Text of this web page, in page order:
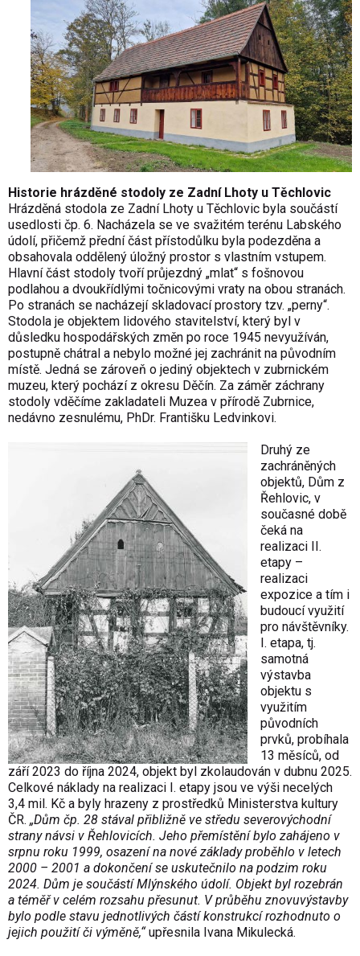
Historie hrázděné stodoly ze Zadní Lhoty u Těchlovic
Hrázděná stodola ze Zadní Lhoty u Těchlovic byla součástí
usedlosti čp. 6. Nacházela se ve svažitém terénu Labského
údolí, přičemž přední část přístodůlku byla podezděna a
obsahovala oddělený úložný prostor s vlastním vstupem.
Hlavní část stodoly tvoří průjezdný „mlat“ s fošnovou
podlahou a dvoukřídlými točnicovými vraty na obou stranách.
Po stranách se nacházejí skladovací prostory tzv. „perny“.
Stodola je objektem lidového stavitelství, který byl v
důsledku hospodářských změn po roce 1945 nevyužíván,
postupně chátral a nebylo možné jej zachránit na původním
místě. Jedná se zároveň o jediný objektech v zubrnickém
muzeu, který pochází z okresu Děčín. Za záměr záchrany
stodoly vděčíme zakladateli Muzea v přírodě Zubrnice,
nedávno zesnulému, PhDr. Františku Ledvinkovi.
Druhý ze
zachráněných
objektů, Dům z
Řehlovic, v
současné době
čeká na
realizaci II.
etapy –
realizaci
expozice a tím i
budoucí využití
pro návštěvníky.
I. etapa, tj.
samotná
výstavba
objektu s
využitím
původních
prvků, probíhala
13 měsíců, od
září 2023 do října 2024, objekt byl zkolaudován v dubnu 2025.
Celkové náklady na realizaci I. etapy jsou ve výši necelých
3,4 mil. Kč a byly hrazeny z prostředků Ministerstva kultury
ČR. „Dům čp. 28 stával přibližně ve středu severovýchodní
strany návsi v Řehlovicích. Jeho přemístění bylo zahájeno v
srpnu roku 1999, osazení na nové základy proběhlo v letech
2000 – 2001 a dokončení se uskutečnilo na podzim roku
2024. Dům je součástí Mlýnského údolí. Objekt byl rozebrán
a téměř v celém rozsahu přesunut. V průběhu znovuvýstavby
bylo podle stavu jednotlivých částí konstrukcí rozhodnuto o
jejich použití či výměně,“upřesnila Ivana Mikulecká.